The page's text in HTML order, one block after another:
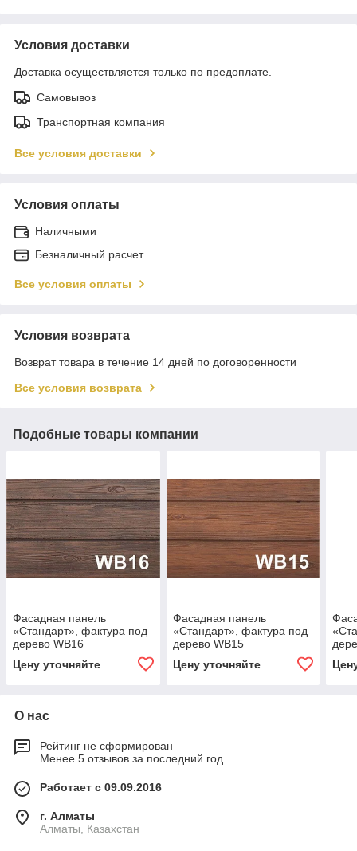
Условия доставки
Доставка осуществляется только по предоплате.
Самовывоз
Транспортная компания
Все условия доставки
Условия оплаты
Наличными
Безналичный расчет
Все условия оплаты
Условия возврата
Возврат товара в течение 14 дней по договоренности
Все условия возврата
Подобные товары компании
Фасадная панель
«Стандарт», фактура под
дерево WB16
Цену уточняйте
Фасадная панель
«Стандарт», фактура под
дерево WB15
Цену уточняйте
О нас
Рейтинг не сформирован
Менее 5 отзывов за последний год
Работает с 09.09.2016
г. Алматы
Алматы, Казахстан